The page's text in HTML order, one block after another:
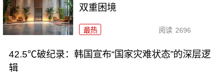
双重困境
最热 阅读 2696
42.5℃破纪录：韩国宣布“国家灾难状态”的深层逻
辑